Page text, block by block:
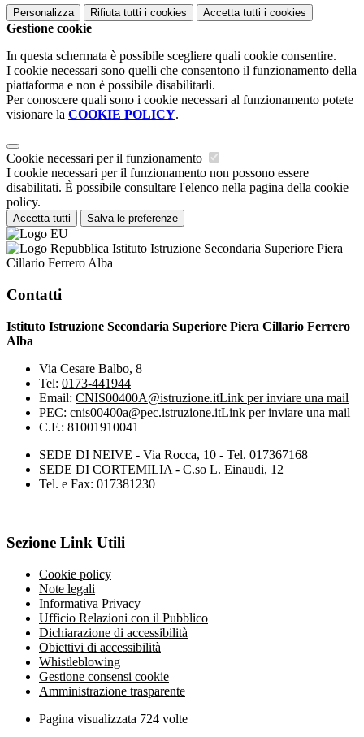
Personalizza Rifiuta tutti i cookies Accetta tutti i cookies
Gestione cookie
In questa schermata è possibile scegliere quali cookie consentire.
I cookie necessari sono quelli che consentono il funzionamento della
piattaforma e non è possibile disabilitarli.
Per conoscere quali sono i cookie necessari al funzionamento potete
visionare la COOKIE POLICY.
Cookie necessari per il funzionamento
I cookie necessari per il funzionamento non possono essere
disabilitati. È possibile consultare l'elenco nella pagina della cookie
policy.
Accetta tutti Salva le preferenze
Istituto Istruzione Secondaria Superiore Piera
Cillario Ferrero Alba
Contatti
Istituto Istruzione Secondaria Superiore Piera Cillario Ferrero
Alba
Via Cesare Balbo, 8
Tel: 0173-441944
Email: CNIS00400A@istruzione.itLink per inviare una mail
PEC: cnis00400a@pec.istruzione.itLink per inviare una mail
C.F.: 81001910041
SEDE DI NEIVE - Via Rocca, 10 - Tel. 017367168
SEDE DI CORTEMILIA - C.so L. Einaudi, 12
Tel. e Fax: 017381230
Sezione Link Utili
Cookie policy
Note legali
Informativa Privacy
Ufficio Relazioni con il Pubblico
Dichiarazione di accessibilità
Obiettivi di accessibilità
Whistleblowing
Gestione consensi cookie
Amministrazione trasparente
Pagina visualizzata 724 volte